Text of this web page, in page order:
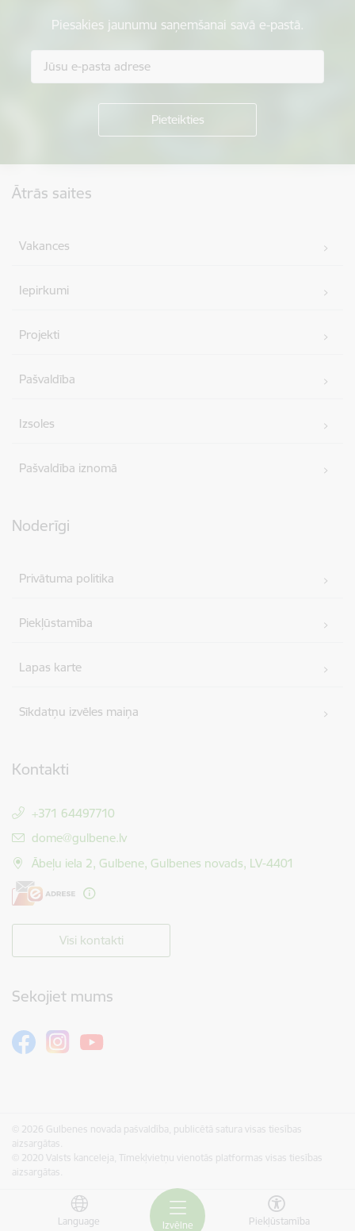
Izvēlne
Language Piekļūstamība
Piesakies jaunumu saņemšanai savā e-pastā.
Ātrās saites
Vakances
Iepirkumi
Projekti
Pašvaldība
Izsoles
Pašvaldība iznomā
Noderīgi
Privātuma politika
Piekļūstamība
Lapas karte
Sīkdatņu izvēles maiņa
Kontakti
+371 64497710
E-pasts:
dome@gulbene.lv
Ābeļu iela 2, Gulbene, Gulbenes novads, LV-4401
Visi kontakti
Sekojiet mums
© 2026 Gulbenes novada pašvaldība, publicētā satura visas tiesības
aizsargātas.
© 2020 Valsts kanceleja, Tīmekļvietņu vienotās platformas visas tiesības
aizsargātas.